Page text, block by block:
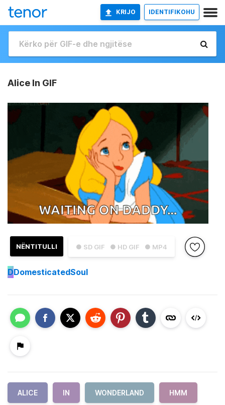
KRIJO IDENTIFIKOHU
Alice In GIF
● SD GIF ● HD GIF ● MP4
NËNTITULLI
DDomesticatedSoul
ALICE IN WONDERLAND HMM